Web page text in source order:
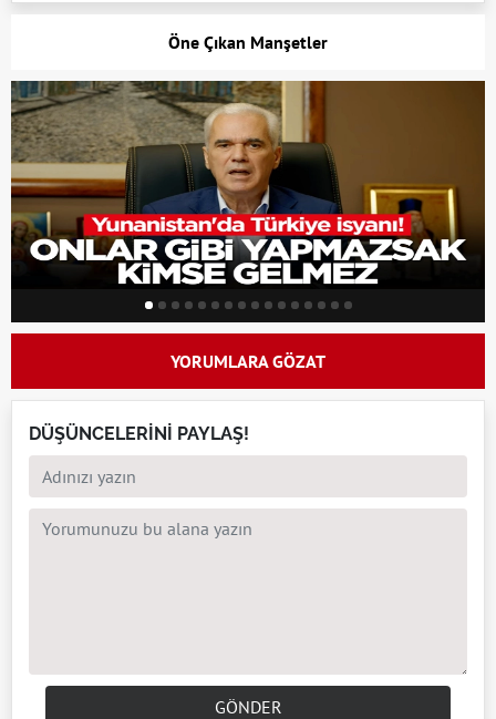
Öne Çıkan Manşetler
YORUMLARA GÖZAT
DÜŞÜNCELERİNİ PAYLAŞ!
GÖNDER